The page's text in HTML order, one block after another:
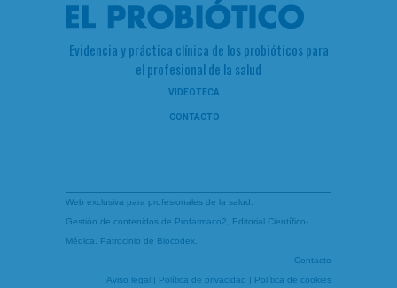
Evidencia y práctica clínica de los probióticos para
el profesional de la salud
VIDEOTECA
CONTACTO
Web exclusiva para profesionales de la salud.
Gestión de contenidos de Profarmaco2 , Editorial Científico-
Médica. Patrocinio de Biocodex
Contacto
Aviso legal | Política de privacidad | Política de cookies